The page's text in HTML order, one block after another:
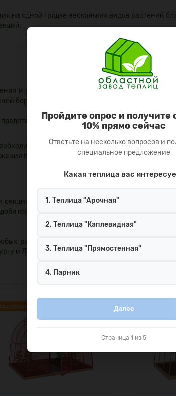
на одной грядке нескольких видов растений
и условий эксплуатации. Наша компания
борта, под ваши требования.
в продаже в стандартных наборах,
в почву;
Процесс сборки одного изделия
лишь отвертка на шлиц, гаечный ключ,
размеров вы можете непосредственно на
и Ленинградской области.
скидка:-56%
Пройдите опрос и получите
10% прямо сейчас
Ответьте на несколько вопросов и
специальное предложение
Какая теплица вас
1. Теплица "Арочная"
2. Теплица "Каплевидная"
3. Теплица "Прямостенная"
4. Парник
Далее
Страница 1 из 5